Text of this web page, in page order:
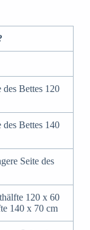
des Bettes 120
des Bettes 140
Seite des
120 x 60
140 x 70 cm